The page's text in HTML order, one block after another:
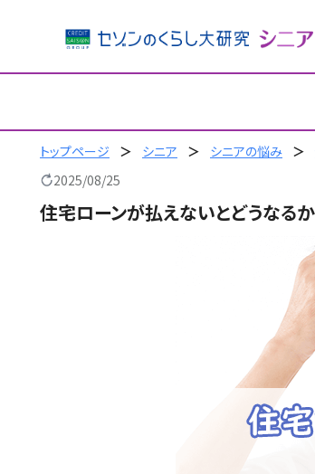
を
トップページ シニア シニアの悩み
2025/08/25
住宅ローンが払えないとどうなる